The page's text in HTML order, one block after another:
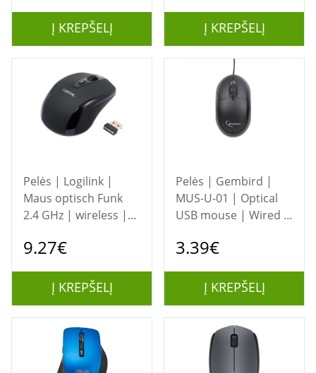
Į KREPŠELĮ Į KREPŠELĮ
Pelės | Logilink |
Maus optisch Funk
2.4 GHz | wireless |
mouse with autolink |
9.27€
Į KREPŠELĮ
Pelės | Gembird |
MUS-U-01 | Optical
USB mouse | Wired |
3.39€
Į KREPŠELĮ